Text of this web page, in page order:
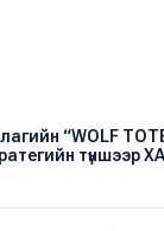
“WOLF
түншээр